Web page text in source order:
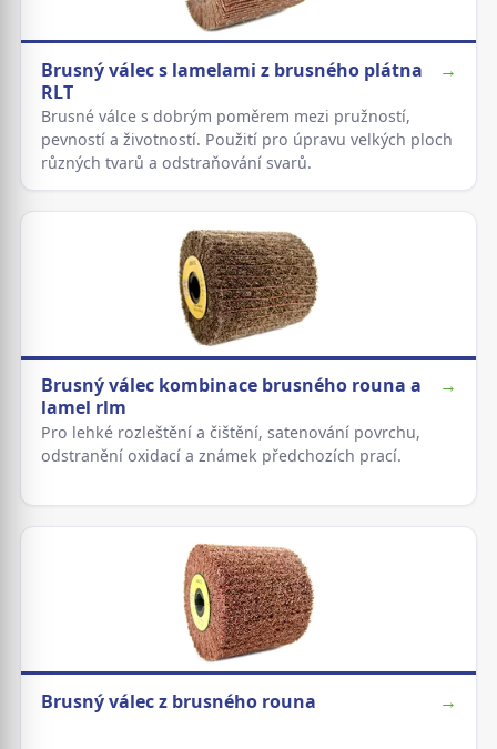
Brusný válec s lamelami z brusného plátna
RLT
→
Brusné válce s dobrým poměrem mezi pružností,
pevností a životností. Použití pro úpravu velkých ploch
různých tvarů a odstraňování svarů.
Brusný válec kombinace brusného rouna a
lamel rlm
→
Pro lehké rozleštění a čištění, satenování povrchu,
odstranění oxidací a známek předchozích prací.
Brusný válec z brusného rouna →